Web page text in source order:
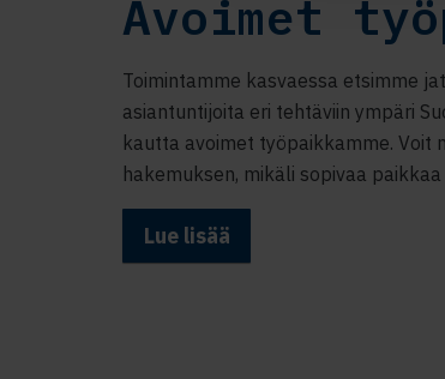
Avoimet
Toimintamme kasvaessa etsimme
asiantuntijoita eri tehtäviin ympäri
kautta avoimet työpaikkamme. Voit
hakemuksen, mikäli sopivaa
Lue lisää